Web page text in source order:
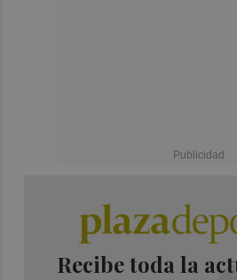
Recibe toda la